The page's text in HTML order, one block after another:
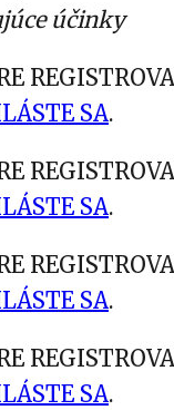
účinky
SA.
SA.
SA.
SA.